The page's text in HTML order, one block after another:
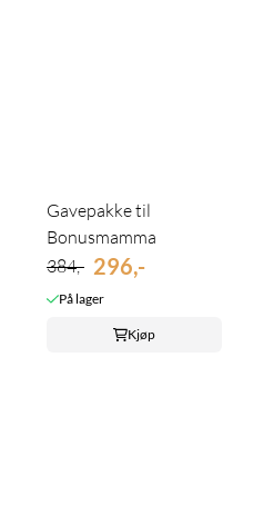
Gavepakke til
Bonusmamma
384,- 296,-
På lager
Kjøp